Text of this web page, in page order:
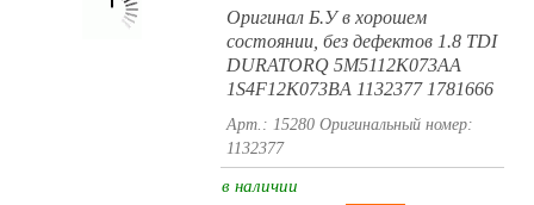
Оригинал Б.У в хорошем
состоянии, без дефектов 1.8 TDI
DURATORQ 5M5112K073AA
1S4F12K073BA 1132377 1781666
Арт.: 15280 Оригинальный номер:
1132377
в наличии